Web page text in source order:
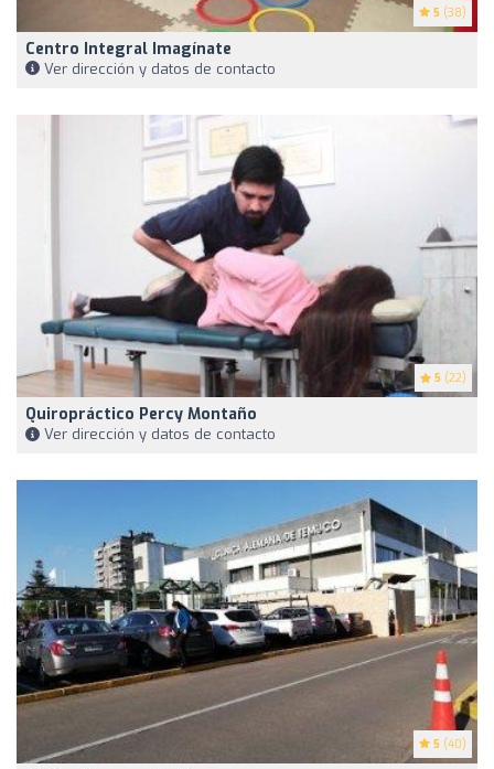
5 (38)
Centro Integral Imagínate
Ver dirección y datos de contacto
5 (22)
Quiropráctico Percy Montaño
Ver dirección y datos de contacto
5 (40)